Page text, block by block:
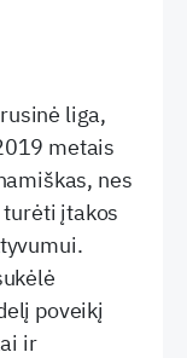
liga,
metais
nes
įtakos
poveikį
ir